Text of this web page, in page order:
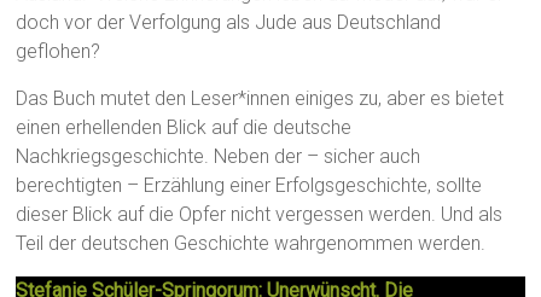
doch vor der Verfolgung als Jude aus Deutschland
geflohen?
Das Buch mutet den Leser*innen einiges zu, aber es bietet
einen erhellenden Blick auf die deutsche
Nachkriegsgeschichte. Neben der – sicher auch
berechtigten – Erzählung einer Erfolgsgeschichte, sollte
dieser Blick auf die Opfer nicht vergessen werden. Und als
Teil der deutschen Geschichte wahrgenommen werden.
Stefanie Schüler-Springorum: Unerwünscht. Die